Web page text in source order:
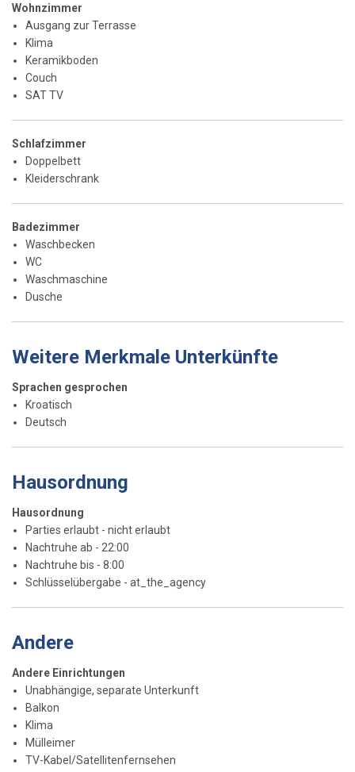
Wohnzimmer
Ausgang zur Terrasse
Klima
Keramikboden
Couch
SAT TV
Schlafzimmer
Doppelbett
Kleiderschrank
Badezimmer
Waschbecken
WC
Waschmaschine
Dusche
Weitere Merkmale Unterkünfte
Sprachen gesprochen
Kroatisch
Deutsch
Hausordnung
Hausordnung
Parties erlaubt - nicht erlaubt
Nachtruhe ab - 22:00
Nachtruhe bis - 8:00
Schlüsselübergabe - at_the_agency
Andere
Andere Einrichtungen
Unabhängige, separate Unterkunft
Balkon
Klima
Mülleimer
TV-Kabel/Satellitenfernsehen